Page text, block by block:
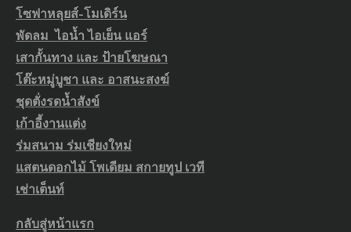
โซฟาหลุยส์-โมเดิร์น
พัดลม ไอน้ำ ไอเย็น แอร์
เสากั้นทาง และ ป้ายโฆษณา
โต๊ะหมู่บูชา และ อาสนะสงฆ์
ชุดตั่งรดน้ำสังข์
เก้าอี้งานแต่ง
ร่มสนาม ร่มเชียงใหม่
แสตนดอกไม้ โพเดียม สกายทูป เวที
เช่าเต็นท์
กลับสู่หน้าแรก